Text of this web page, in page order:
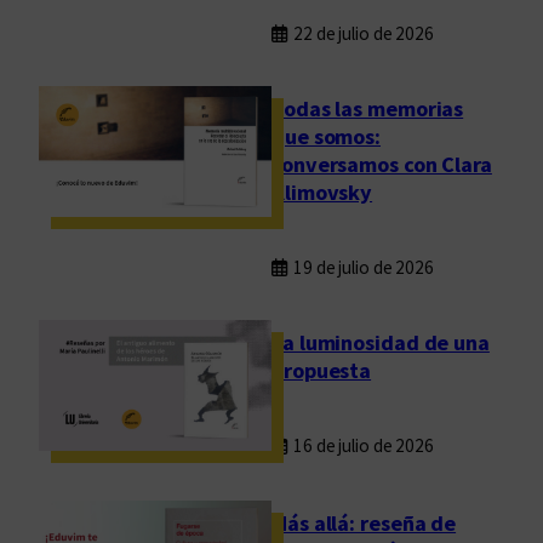
22 de julio de 2026
Todas las memorias
que somos:
conversamos con Clara
Klimovsky
19 de julio de 2026
La luminosidad de una
propuesta
16 de julio de 2026
Más allá: reseña de